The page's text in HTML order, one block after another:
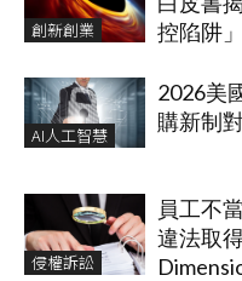
創新創業
控陷阱」
AI人工智慧
2026美
購新制
侵權訴訟
員工不
違法取